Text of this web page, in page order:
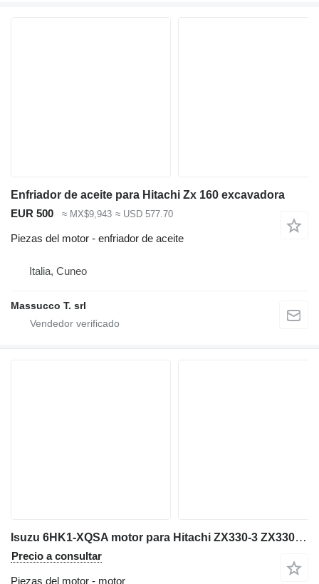
Enfriador de aceite para Hitachi Zx 160 excavadora
EUR 500
≈ MX$9,943 ≈ USD 577.70
Piezas del motor - enfriador de aceite
Italia, Cuneo
Massucco T. srl
Isuzu 6HK1-XQSA motor para Hitachi ZX330‑3 ZX330LC‑3 ZX350‑3 ZX350LC‑3 ZX350H‑5A ZX360LC‑3 ZX360H‑3 excavadora
Precio a consultar
Piezas del motor - motor